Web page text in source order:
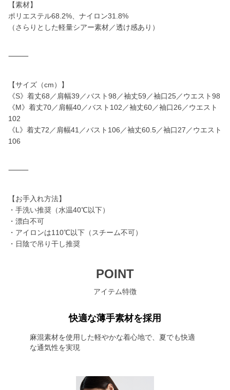
【素材】
ポリエステル68.2%、ナイロン31.8%
（さらりとした軽量シアー素材／透け感あり）
⸻
【サイズ（cm）】
《S》着丈68／肩幅39／バスト98／袖丈59／袖口25／ウエスト98
《M》着丈70／肩幅40／バスト102／袖丈60／袖口26／ウエスト
102
《L》着丈72／肩幅41／バスト106／袖丈60.5／袖口27／ウエスト
106
⸻
【お手入れ方法】
・手洗い推奨（水温40℃以下）
・漂白不可
・アイロンは110℃以下（スチーム不可）
・日陰で吊り干し推奨
POINT
アイテム特徴
快適な薄手素材を採用
麻混素材を使用した軽やかな着心地で、夏でも快適
な通気性を実現